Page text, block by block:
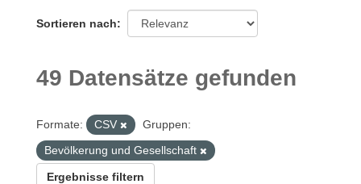
Sortieren nach
49 Datensätze gefunden
Formate: CSV
Gruppen:
Bevölkerung und Gesellschaft
Ergebnisse filtern